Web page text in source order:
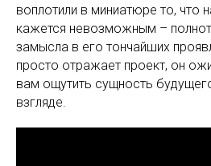
воплотили в миниатюре то, что
кажется невозможным –
замысла в его тончайших
просто отражает проект, он
вам ощутить сущность
взгляде.